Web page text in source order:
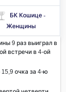
БК Кошице -
Женщины
9 раз выиграл в
встречи в 4-ой
очка за 4-ю